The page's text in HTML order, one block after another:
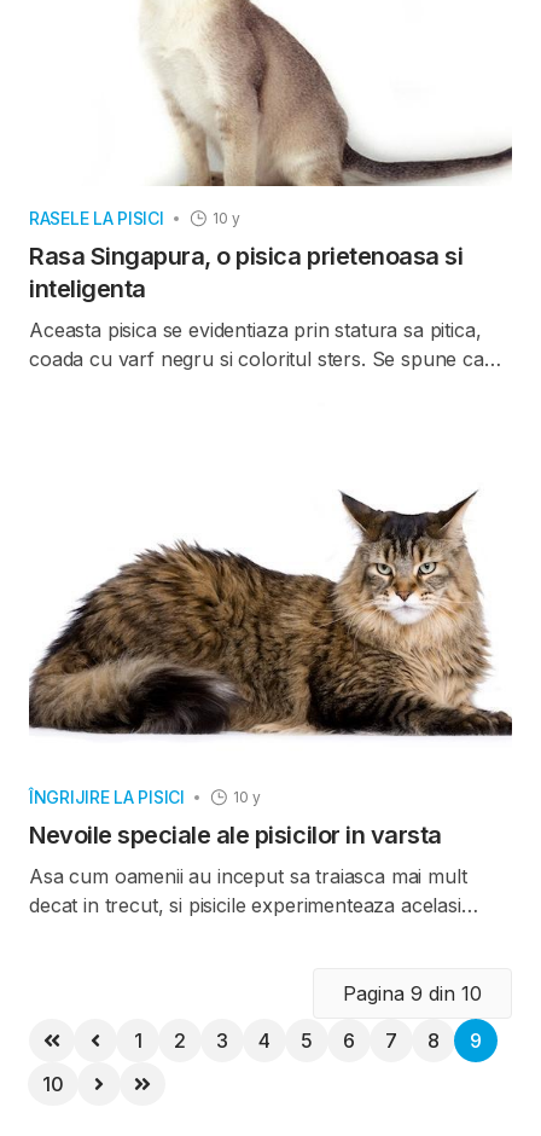
RASELE LA PISICI 10 y
Rasa Singapura, o pisica prietenoasa si
inteligenta
Aceasta pisica se evidentiaza prin statura sa pitica,
coada cu varf negru si coloritul sters. Se spune ca
ÎNGRIJIRE LA PISICI 10 y
Nevoile speciale ale pisicilor in varsta
Asa cum oamenii au inceput sa traiasca mai mult
decat in trecut, si pisicile experimenteaza acelasi
decada si exista motive sa credem ca populatia de
Pagina 9 din 10
1
2 3 4 5 6 7 8
9
10